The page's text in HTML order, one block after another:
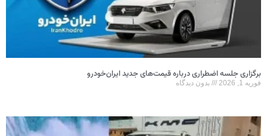
برگزاری جلسه اضطراری درباره قیمت‌های جدید ایران‌خودرو
فوریه 1, 2026 بدون دیدگاه